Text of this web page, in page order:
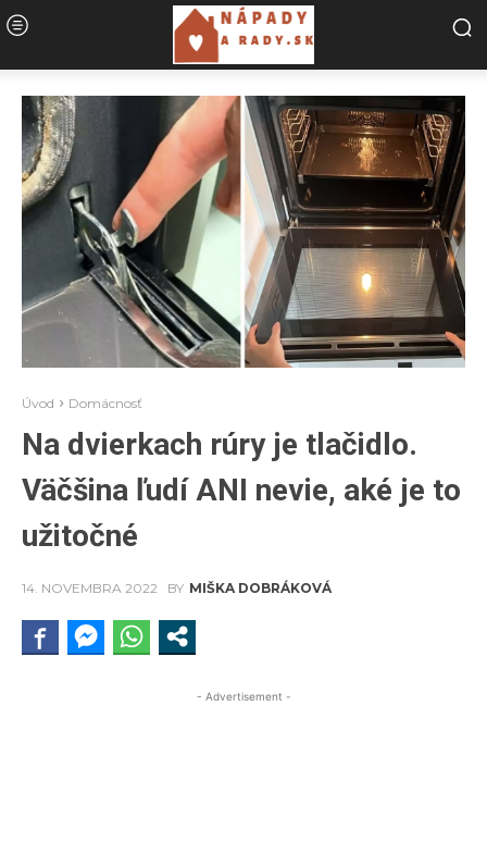
Úvod Domácnosť
Na dvierkach rúry je tlačidlo.
Väčšina ľudí ANI nevie, aké je to
užitočné
14. NOVEMBRA 2022 BY MIŠKA DOBRÁKOVÁ
- Advertisement -